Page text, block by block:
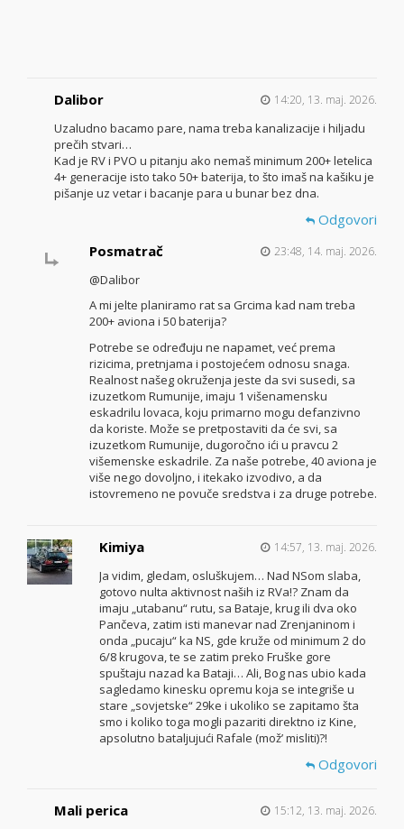
Dalibor 14:20, 13. maj. 2026.
Uzaludno bacamo pare, nama treba kanalizacije i hiljadu
prečih stvari…
Kad je RV i PVO u pitanju ako nemaš minimum 200+ letelica
4+ generacije isto tako 50+ baterija, to što imaš na kašiku je
pišanje uz vetar i bacanje para u bunar bez dna.
Odgovori
Posmatrač
23:48, 14. maj. 2026.
@Dalibor
A mi jelte planiramo rat sa Grcima kad nam treba
200+ aviona i 50 baterija?
Potrebe se određuju ne napamet, već prema
rizicima, pretnjama i postojećem odnosu snaga.
Realnost našeg okruženja jeste da svi susedi, sa
izuzetkom Rumunije, imaju 1 višenamensku
eskadrilu lovaca, koju primarno mogu defanzivno
da koriste. Može se pretpostaviti da će svi, sa
izuzetkom Rumunije, dugoročno ići u pravcu 2
višemenske eskadrile. Za naše potrebe, 40 aviona je
više nego dovoljno, i itekako izvodivo, a da
istovremeno ne povuče sredstva i za druge potrebe.
Kimiya 14:57, 13. maj. 2026.
Ja vidim, gledam, osluškujem… Nad NSom slaba,
gotovo nulta aktivnost naših iz RVa!? Znam da
imaju „utabanu“ rutu, sa Bataje, krug ili dva oko
Pančeva, zatim isti manevar nad Zrenjaninom i
onda „pucaju“ ka NS, gde kruže od minimum 2 do
6/8 krugova, te se zatim preko Fruške gore
spuštaju nazad ka Bataji… Ali, Bog nas ubio kada
sagledamo kinesku opremu koja se integriše u
stare „sovjetske“ 29ke i ukoliko se zapitamo šta
smo i koliko toga mogli pazariti direktno iz Kine,
apsolutno bataljujući Rafale (mož’ misliti)?!
Odgovori
Mali perica 15:12, 13. maj. 2026.